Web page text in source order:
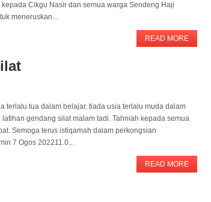
kepada Cikgu Nasir dan semua warga Sendeng Haji
meneruskan...
READ MORE
terlalu tua dalam belajar, tiada usia terlalu muda dalam
latihan gendang silat malam tadi. Tahniah kepada semua
Semoga terus istiqamah dalam perkongsian
7 Ogos 202211.0...
READ MORE